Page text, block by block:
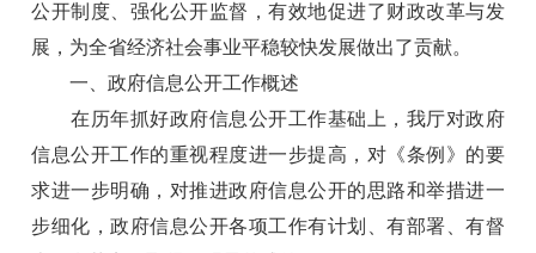
公开制度、强化公开监督，有效地促进了财政改革与发
展，为全省经济社会事业平稳较快发展做出了贡献。
一、政府信息公开工作概述
在历年抓好政府信息公开工作基础上，我厅对政府
信息公开工作的重视程度进一步提高，对《条例》的要
求进一步明确，对推进政府信息公开的思路和举措进一
步细化，政府信息公开各项工作有计划、有部署、有督